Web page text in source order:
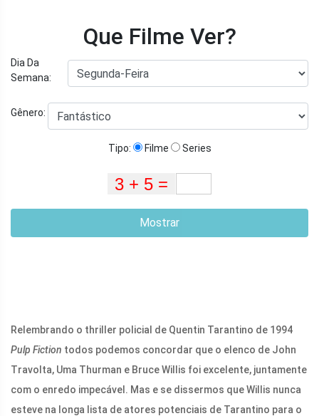
Que Filme Ver?
Dia Da
Semana:
Gênero:
Tipo: Filme Series
Mostrar
Relembrando o thriller policial de Quentin Tarantino de 1994
Pulp Fiction todos podemos concordar que o elenco de John
Travolta, Uma Thurman e Bruce Willis foi excelente, juntamente
com o enredo impecável. Mas e se dissermos que Willis nunca
esteve na longa lista de atores potenciais de Tarantino para o